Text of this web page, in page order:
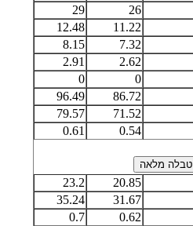
26
29
11.22
12.48
7.32
8.15
2.62
2.91
0
0
86.72
96.49
71.52
79.57
0.54
0.61
20.85
23.2
31.67
35.24
0.62
0.7